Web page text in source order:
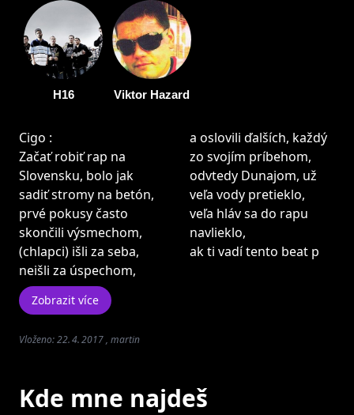
H16 Viktor Hazard
Cigo :
Začať robiť rap na
Slovensku, bolo jak
sadiť stromy na betón,
prvé pokusy často
skončili výsmechom,
(chlapci) išli za seba,
neišli za úspechom,
a oslovili ďalších, každý
zo svojím príbehom,
odvtedy Dunajom, už
veľa vody pretieklo,
veľa hláv sa do rapu
navlieklo,
ak ti vadí tento beat p
Zobrazit více
Vloženo: 22. 4. 2017 , martin
Kde mne najdeš